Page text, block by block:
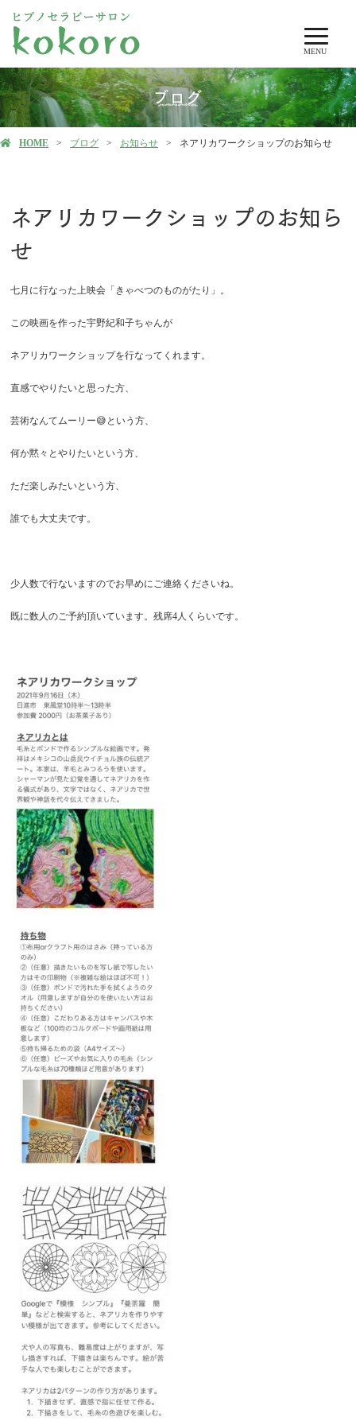
MENU
ブログ
HOME ブログ お知らせ ネアリカワークショップのお知らせ
ネアリカワークショップのお知ら
せ
七月に行なった上映会「きゃべつのものがたり」。
この映画を作った宇野紀和子ちゃんが
ネアリカワークショップを行なってくれます。
直感でやりたいと思った方、
芸術なんてムーリー😅という方、
何か黙々とやりたいという方、
ただ楽しみたいという方、
誰でも大丈夫です。
少人数で行ないますのでお早めにご連絡くださいね。
既に数人のご予約頂いています。残席4人くらいです。